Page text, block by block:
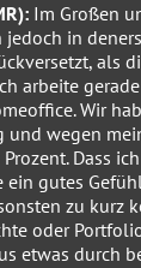
Im Großen
in
als
arbeite
Wir
und wegen
Dass
ein gutes
zu kurz
oder
etwas durch